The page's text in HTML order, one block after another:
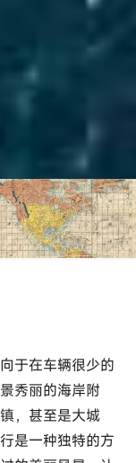
于在车辆很少的
秀丽的海岸附
，甚至是大城
是一种独特的方